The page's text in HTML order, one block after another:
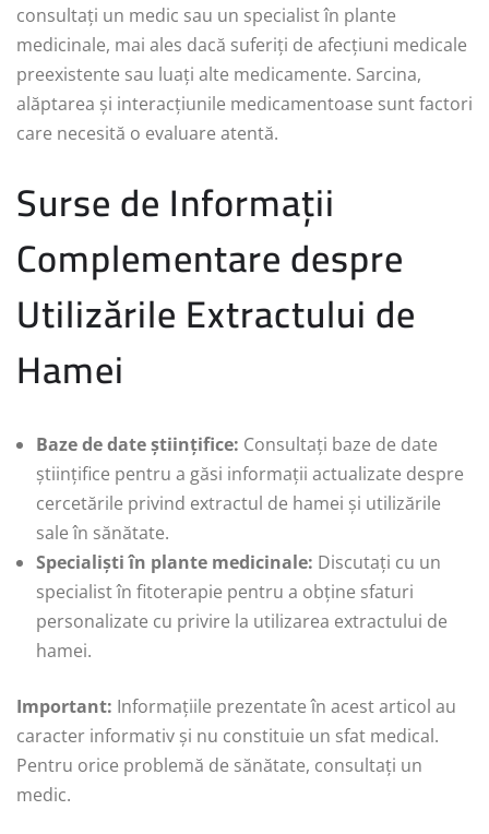
consultați un medic sau un specialist în plante
medicinale, mai ales dacă suferiți de afecțiuni medicale
preexistente sau luați alte medicamente. Sarcina,
alăptarea și interacțiunile medicamentoase sunt factori
care necesită o evaluare atentă.
Surse de Informații
Complementare despre
Utilizările Extractului de
Hamei
Baze de date științifice: Consultați baze de date
științifice pentru a găsi informații actualizate despre
cercetările privind extractul de hamei și utilizările
sale în sănătate.
Specialiști în plante medicinale: Discutați cu un
specialist în fitoterapie pentru a obține sfaturi
personalizate cu privire la utilizarea extractului de
hamei.
Important: Informațiile prezentate în acest articol au
caracter informativ și nu constituie un sfat medical.
Pentru orice problemă de sănătate, consultați un
medic.